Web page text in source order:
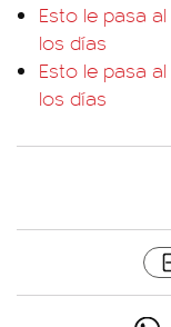
Esto le pasa
los días
Esto le pasa
los días